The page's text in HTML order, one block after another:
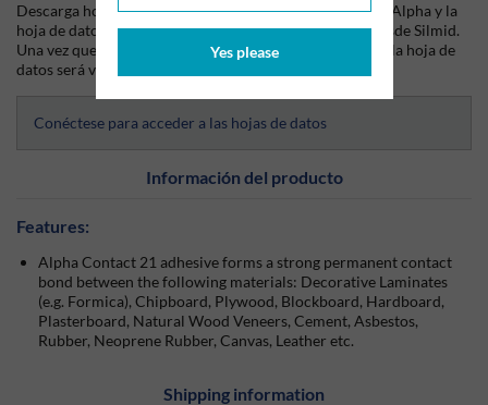
Yes please
Descarga hoy mismo la hoja técnica (TDS) del producto Alpha y la
hoja de datos de seguridad (SDS) del producto Alpha desde Silmid.
Una vez que hayas iniciado sesión o te hayas registrado, la hoja de
datos será visible para su descarga.
Conéctese para acceder a las hojas de datos
Información del producto
Features:
Alpha Contact 21 adhesive forms a strong permanent contact
bond between the following materials: Decorative Laminates
(e.g. Formica), Chipboard, Plywood, Blockboard, Hardboard,
Plasterboard, Natural Wood Veneers, Cement, Asbestos,
Rubber, Neoprene Rubber, Canvas, Leather etc.
Shipping information